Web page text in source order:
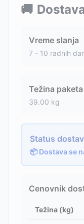
🚚
Vreme slanja
7 - 10 radnih
Težina paketa
39.00 kg
Status
📦 Dostava se
Cenovnik
Težina (kg)